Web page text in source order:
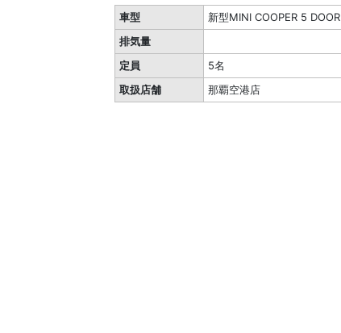
車型
新型MINI COOPER 5 DOOR
排気量
定員
5名
取扱店舗
那覇空港店